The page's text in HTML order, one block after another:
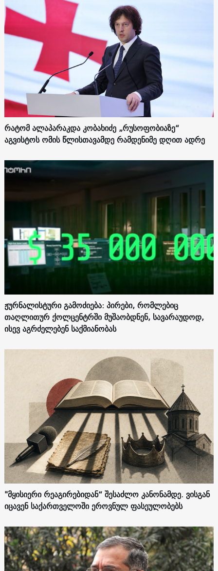
რატომ ალაპარაკდა კობახიძე „რუსოფობიაზე“
აგვისტოს ომის წლისთავამდე რამდენიმე დღით ადრე
ჟურნალისტური გამოძიება: პირები, რომლებიც
თაღლითურ ქოლცენტრში მუშაობდნენ, სავარაუდოდ,
ისევ აგრძელებენ საქმიანობას
"მყისიერი რეაგირებიდან“ შესაძლო კანონამდე. ვისგან
იცავენ საქართველოში ეროვნულ ფასეულობებს